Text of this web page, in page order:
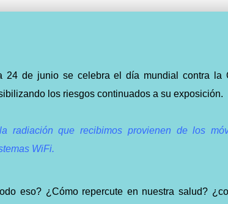
24 de junio se celebra el día mundial contra la
los riesgos continuados a su exposición.
radiación que recibimos provienen de los
WiFi.
eso? ¿Cómo repercute en nuestra salud?